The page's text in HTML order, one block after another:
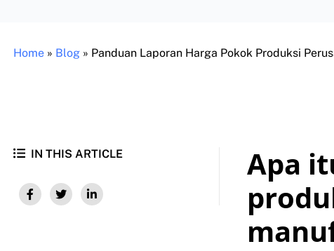
Home » Blog » Panduan Laporan Harga Pokok Produksi
IN THIS ARTICLE
Apa